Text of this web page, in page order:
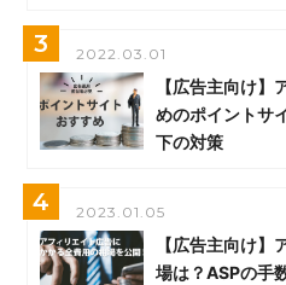
3 2022.03.01
【広告主向け
めのポイントサ
下の対策
4 2023.01.05
【広告主向け
場は？ASPの手